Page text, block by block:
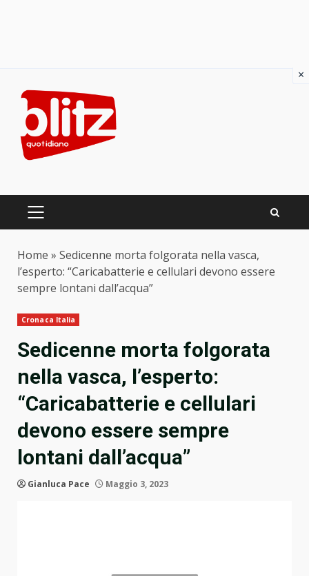
content
PRIMARY
Home » Sedicenne morta folgorata nella vasca,
l’esperto: “Caricabatterie e cellulari devono essere
sempre lontani dall’acqua”
Cronaca Italia
Sedicenne morta folgorata
nella vasca, l’esperto:
“Caricabatterie e cellulari
devono essere sempre
lontani dall’acqua”
Gianluca Pace Maggio 3, 2023
×